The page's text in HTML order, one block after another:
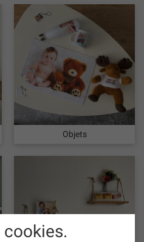
Objets